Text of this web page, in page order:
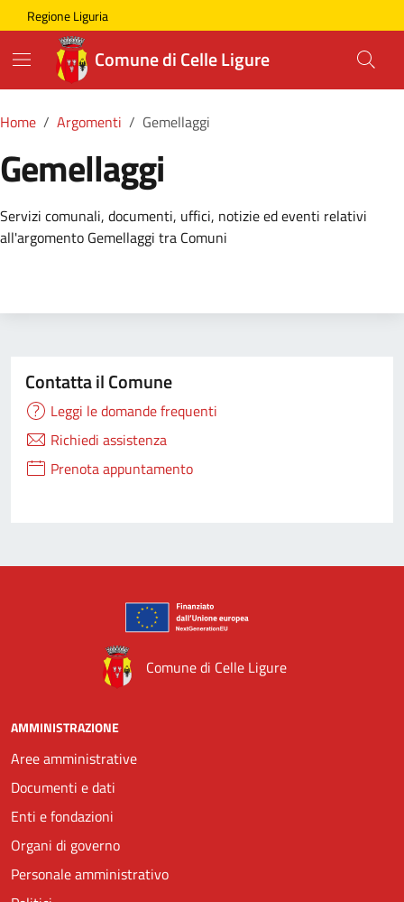
Skip to main content
Comune di Celle Ligure
Regione Liguria
Comune di Celle Ligure
Home Argomenti Gemellaggi
Gemellaggi
Dettagli della Notizia
Servizi comunali, documenti, uffici, notizie ed eventi relativi
all'argomento Gemellaggi tra Comuni
Contatta il Comune
Leggi le domande frequenti
Richiedi assistenza
Prenota appuntamento
Comune di Celle Ligure
AMMINISTRAZIONE
Aree amministrative
Documenti e dati
Enti e fondazioni
Organi di governo
Personale amministrativo